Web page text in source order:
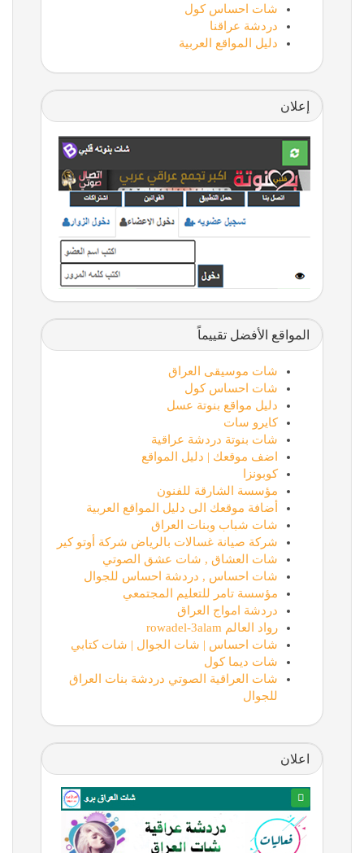
شات احساس كول
دردشة عراقنا
دليل المواقع العربية
إعلان
المواقع الأفضل تقييماً
شات موسيقى العراق
شات احساس كول
دليل مواقع بنوتة عسل
كايرو سات
شات بنوتة دردشة عراقية
اضف موقعك | دليل المواقع
كوبونزا
مؤسسة الشارقة للفنون
أضافة موقعك الى دليل المواقع العربية
شات شباب وبنات العراق
شركة صيانة غسالات بالرياض شركة أوتو كير
شات العشاق , شات عشق الصوتي
شات احساس , دردشة احساس للجوال
مؤسسة تامر للتعليم المجتمعي
دردشة امواج العراق
رواد العالم rowadel-3alam
شات احساس | شات الجوال | شات كتابي
شات ديما كول
شات العراقية الصوتي دردشة بنات العراق
للجوال
اعلان